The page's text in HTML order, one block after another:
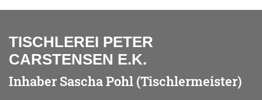
TISCHLEREI PETER
CARSTENSEN E.K.
Inhaber Sascha Pohl (Tischlermeister)